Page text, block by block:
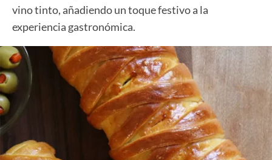
vino tinto, añadiendo un toque festivo a la
experiencia gastronómica.